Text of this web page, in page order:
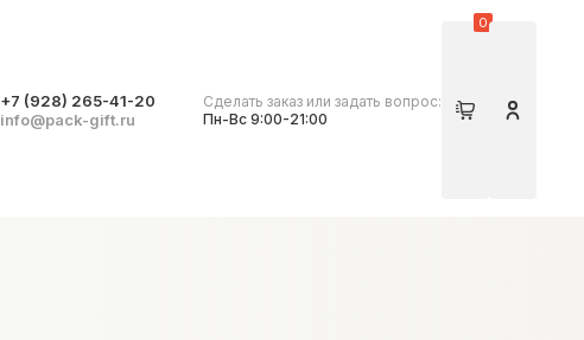
+7 (928) 265-41-20
info@pack-gift.ru
Сделать заказ или задать вопрос:
Пн-Вс 9:00-21:00
Корзина
0
Личный